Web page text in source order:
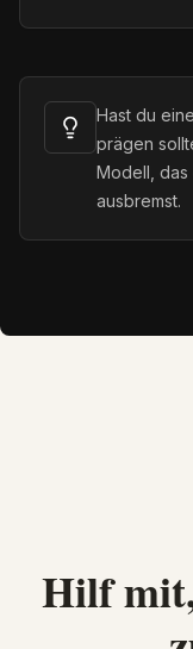
Hast du
prägen
Modell, das
ausbremst.
Hilf